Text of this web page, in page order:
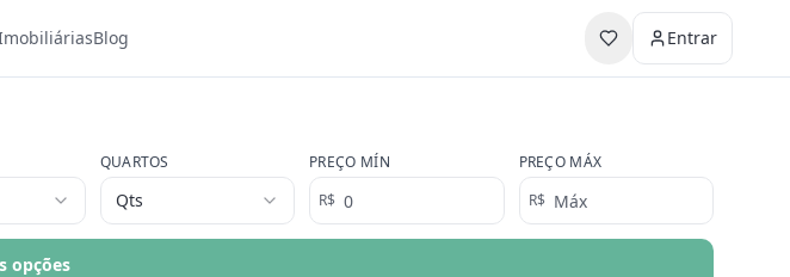
Blog Entrar
QUARTOS
Qts
PREÇO MÍN
R$
PREÇO MÁX
R$
opções